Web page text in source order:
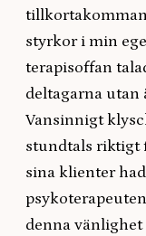
styrkor i min
terapisoffan
deltagarna utan
Vansinnigt
stundtals riktigt
sina klienter
psykoterapeuten
denna